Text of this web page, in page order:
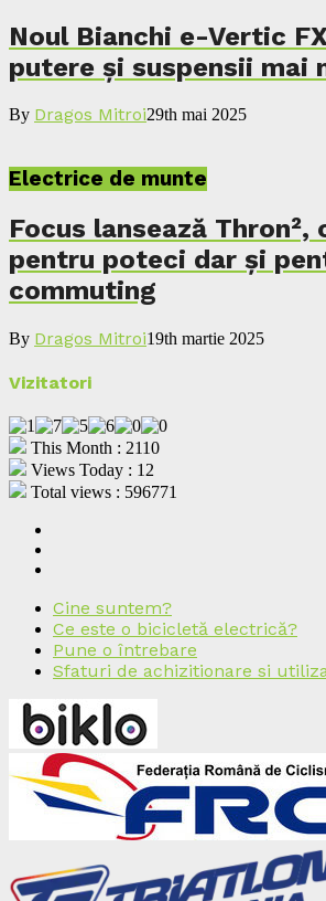
Noul Bianchi e-Vertic
putere și suspensii mai
By Dragos Mitroi29th mai 2025
Electrice de munte
Focus lansează
pentru poteci dar și
commuting
By Dragos Mitroi19th martie 2025
Vizitatori
This Month : 2110
Views Today : 12
Total views : 596771
Cine suntem?
Ce este o bicicletă electrică?
Pune o întrebare
Sfaturi de achizitionare si